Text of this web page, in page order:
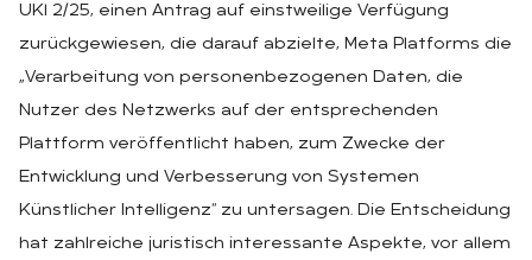
UKl 2/25, einen Antrag auf einstweilige Verfügung
zurückgewiesen, die darauf abzielte, Meta Platforms die
„Verarbeitung von personenbezogenen Daten, die
Nutzer des Netzwerks auf der entsprechenden
Plattform veröffentlicht haben, zum Zwecke der
Entwicklung und Verbesserung von Systemen
Künstlicher Intelligenz“ zu untersagen. Die Entscheidung
hat zahlreiche juristisch interessante Aspekte, vor allem